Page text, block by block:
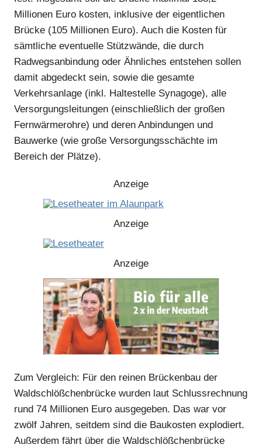
Millionen Euro kosten, inklusive der eigentlichen
Brücke (105 Millionen Euro). Auch die Kosten für
sämtliche eventuelle Stützwände, die durch
Radwegsanbindung oder Ähnliches entstehen sollen
damit abgedeckt sein, sowie die gesamte
Verkehrsanlage (inkl. Haltestelle Synagoge), alle
Versorgungsleitungen (einschließlich der großen
Fernwärmerohre) und deren Anbindungen und
Bauwerke (wie große Versorgungsschächte im
Bereich der Plätze).
Anzeige
Anzeige
Anzeige
Anzeige
Zum Vergleich: Für den reinen Brückenbau der
Waldschlößchenbrücke wurden laut Schlussrechnung
rund 74 Millionen Euro ausgegeben. Das war vor
zwölf Jahren, seitdem sind die Baukosten explodiert.
Außerdem fährt über die Waldschlößchenbrücke